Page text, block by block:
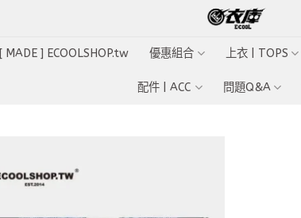
[ MADE ] ECOOLSHOP.tw 優惠組合 上衣 | TOPS
配件 | ACC 問題Q&A